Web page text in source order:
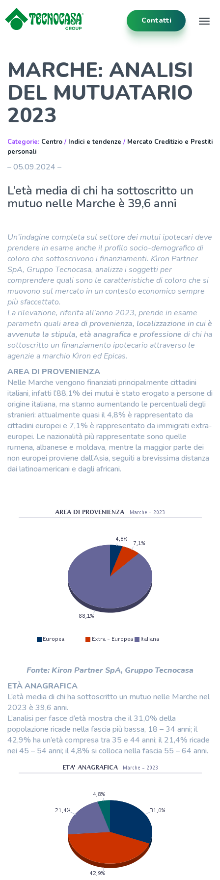
Contatti
MARCHE: ANALISI
DEL MUTUATARIO
2023
Categorie: Centro / Indici e tendenze / Mercato Creditizio e Prestiti
personali
– 05.09.2024 –
L’età media di chi ha sottoscritto un
mutuo nelle Marche è 39,6 anni
Un’indagine completa sul settore dei mutui ipotecari deve
prendere in esame anche il profilo socio-demografico di
coloro che sottoscrivono i finanziamenti. Kìron Partner
SpA, Gruppo Tecnocasa, analizza i soggetti per
comprendere quali sono le caratteristiche di coloro che si
muovono sul mercato in un contesto economico sempre
più sfaccettato.
La rilevazione, riferita all’anno 2023, prende in esame
parametri qualiarea di provenienza, localizzazione in cui è
avvenuta la stipula, età anagrafica e professione di chi ha
sottoscritto un finanziamento ipotecario attraverso le
agenzie a marchio Kìron ed Epicas.
AREA DI PROVENIENZA
Nelle Marche vengono finanziati principalmente cittadini
italiani, infatti l’88,1% dei mutui è stato erogato a persone di
origine italiana, ma stanno aumentando le percentuali degli
stranieri: attualmente quasi il 4,8% è rappresentato da
cittadini europei e 7,1% è rappresentato da immigrati extra-
europei. Le nazionalità più rappresentate sono quelle
rumena, albanese e moldava, mentre la maggior parte dei
non europei proviene dall’Asia, seguiti a brevissima distanza
dai latinoamericani e dagli africani.
Fonte: Kiron Partner SpA, Gruppo Tecnocasa
ETÀ ANAGRAFICA
L’età media di chi ha sottoscritto un mutuo nelle Marche nel
2023 è 39,6 anni.
L’analisi per fasce d’età mostra che il 31,0% della
popolazione ricade nella fascia più bassa, 18 – 34 anni; il
42,9% ha un’età compresa tra 35 e 44 anni; il 21,4% ricade
nei 45 – 54 anni; il 4,8% si colloca nella fascia 55 – 64 anni.